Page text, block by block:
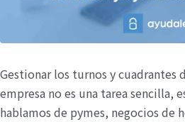
Gestionar los turnos y cuadrantes
empresa no es una tarea sencilla,
hablamos de pymes, negocios de